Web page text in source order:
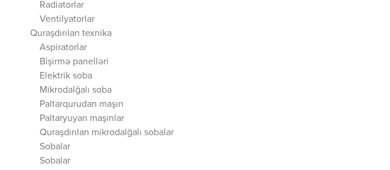
Radiatorlar
Ventilyatorlar
Quraşdırılan texnika
Aspiratorlar
Bişirmə panelləri
Elektrik soba
Mikrodalğalı soba
Paltarqurudan maşın
Paltaryuyan maşınlar
Quraşdırılan mikrodalğalı sobalar
Sobalar
Sobalar